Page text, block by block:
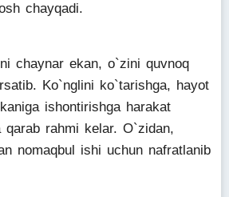
chayqadi.
chaynar ekan, o`zini quvnoq
Ko`nglini ko`tarishga, hayot
ishontirishga harakat
qarab rahmi kelar. O`zidan,
nomaqbul ishi uchun nafratlanib